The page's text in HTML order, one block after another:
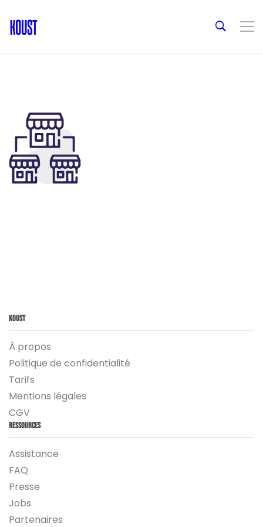
Koust
À propos
Politique de confidentialité
Tarifs
Mentions légales
CGV
Ressources
Assistance
FAQ
Presse
Jobs
Partenaires